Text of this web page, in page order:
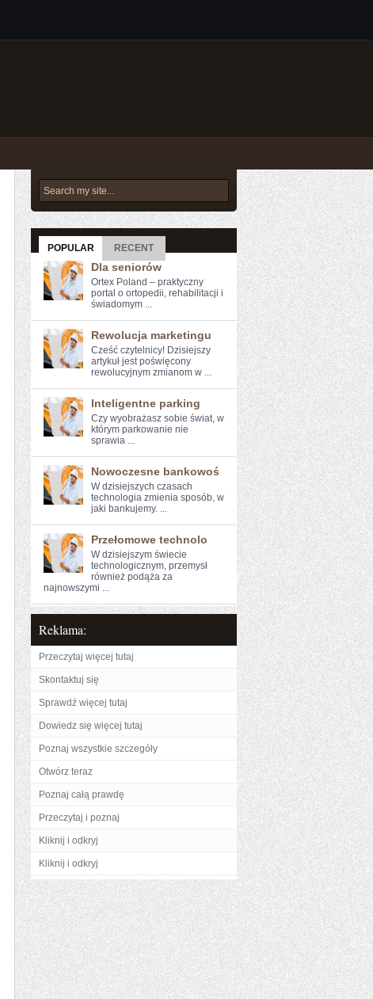
POPULAR RECENT
Dla seniorów
Ortex Poland – praktyczny
portal o ortopedii, rehabilitacji i
świadomym ...
Rewolucja marketingu
Cześć czytelnicy!​ Dzisiejszy
artykuł jest poświęcony
rewolucyjnym zmianom⁤ w ...
Inteligentne parking
Czy wyobrażasz sobie‍ świat, ‌w
którym ‌parkowanie nie
⁤sprawia ...
Nowoczesne bankowoś
W dzisiejszych czasach
technologia ‌zmienia sposób, w
jaki bankujemy. ...
Przełomowe technolo
W dzisiejszym świecie
technologicznym, przemysł
również podąża ​za
najnowszymi​ ...
Reklama:
Przeczytaj więcej tutaj
Skontaktuj się
Sprawdź więcej tutaj
Dowiedz się więcej tutaj
Poznaj wszystkie szczegóły
Otwórz teraz
Poznaj całą prawdę
Przeczytaj i poznaj
Kliknij i odkryj
Kliknij i odkryj